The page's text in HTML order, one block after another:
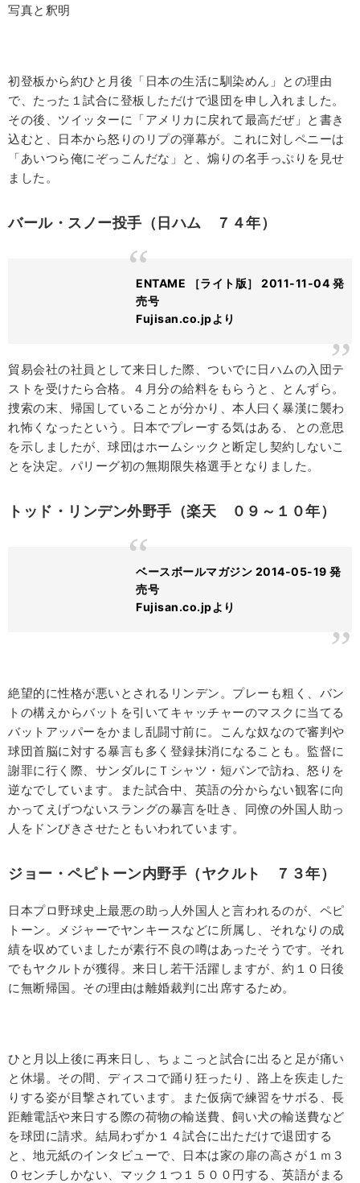
写真と釈明
初登板から約ひと月後「日本の生活に馴染めん」との理由
で、たった１試合に登板しただけで退団を申し入れました。
その後、ツイッターに「アメリカに戻れて最高だぜ」と書き
込むと、日本から怒りのリプの弾幕が。これに対しペニーは
「あいつら俺にぞっこんだな」と、煽りの名手っぷりを見せ
ました。
バール・スノー投手（日ハム ７４年）
ENTAME ［ライト版］ 2011-11-04 発
売号
Fujisan.co.jpより
貿易会社の社員として来日した際、ついでに日ハムの入団テ
ストを受けたら合格。４月分の給料をもらうと、とんずら。
捜索の末、帰国していることが分かり、本人曰く暴漢に襲わ
れ怖くなったという。日本でプレーする気はある、との意思
を示しましたが、球団はホームシックと断定し契約しないこ
とを決定。パリーグ初の無期限失格選手となりました。
トッド・リンデン外野手（楽天 ０９～１０年）
ベースボールマガジン 2014-05-19 発
売号
Fujisan.co.jpより
絶望的に性格が悪いとされるリンデン。プレーも粗く、バン
トの構えからバットを引いてキャッチャーのマスクに当てる
バットアッパーをかまし乱闘寸前に。こんな奴なので審判や
球団首脳に対する暴言も多く登録抹消になることも。監督に
謝罪に行く際、サンダルにＴシャツ・短パンで訪ね、怒りを
逆なでしています。また試合中、英語の分からない観客に向
かってえげつないスラングの暴言を吐き、同僚の外国人助っ
人をドンびきさせたともいわれています。
ジョー・ペピトーン内野手（ヤクルト ７３年）
日本プロ野球史上最悪の助っ人外国人と言われるのが、ペピ
トーン。メジャーでヤンキースなどに所属し、それなりの成
績を収めていましたが素行不良の噂はあったそうです。それ
でもヤクルトが獲得。来日し若干活躍しますが、約１０日後
に無断帰国。その理由は離婚裁判に出席するため。
ひと月以上後に再来日し、ちょこっと試合に出ると足が痛い
と休場。その間、ディスコで踊り狂ったり、路上を疾走した
りする姿が目撃されています。また仮病で練習をサボる、長
距離電話や来日する際の荷物の輸送費、飼い犬の輸送費など
を球団に請求。結局わずか１４試合に出ただけで退団する
と、地元紙のインタビューで、日本は家の扉の高さが１ｍ３
０センチしかない、マック１つ１５００円する、英語がまる